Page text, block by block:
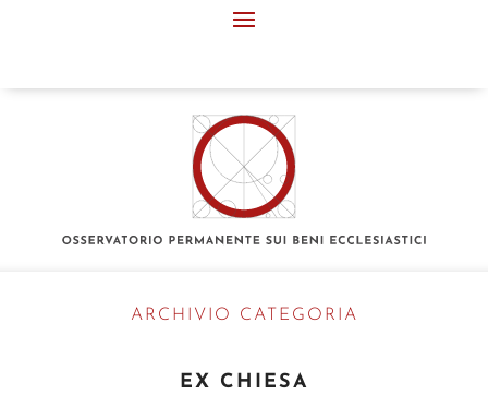
ARCHIVIO CATEGORIA
EX CHIESA